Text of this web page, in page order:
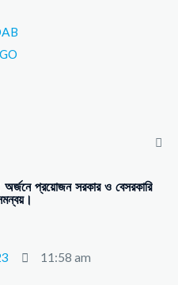
প্রয়োজন সরকার ও বেসরকারি
11:58 am